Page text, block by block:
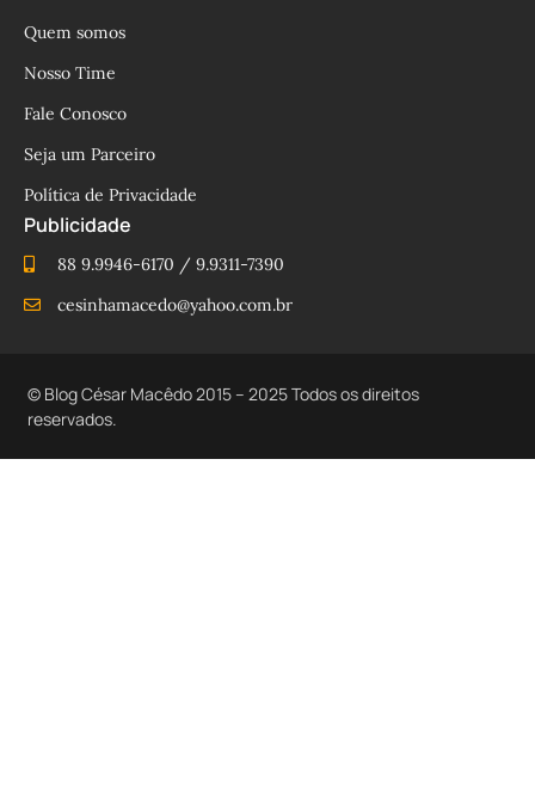
Quem somos
Nosso Time
Fale Conosco
Seja um Parceiro
Política de Privacidade
Publicidade
88 9.9946-6170 / 9.9311-7390
cesinhamacedo@yahoo.com.br
© Blog César Macêdo 2015 – 2025 Todos os direitos
reservados.